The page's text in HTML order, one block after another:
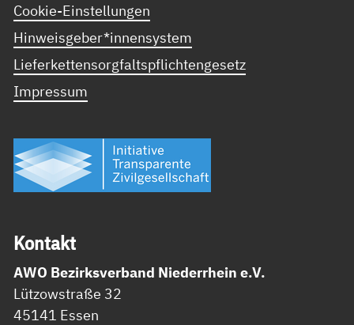
Cookie-Einstellungen
Hinweisgeber*innensystem
Lieferkettensorgfaltspflichtengesetz
Impressum
Kon­takt
AWO Bezirksverband Niederrhein e.V.
Lützowstraße 32
45141 Essen